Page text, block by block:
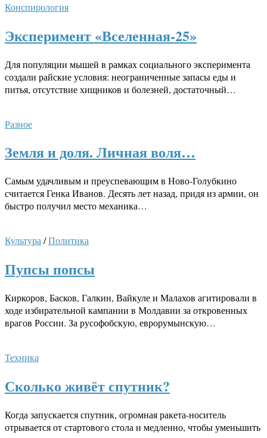
Конспирология
Эксперимент «Вселенная-25»
Для популяции мышей в рамках социального эксперимента
создали райские условия: неограниченные запасы еды и
питья, отсутствие хищников и болезней, достаточный…
Разное
Земля и доля. Личная воля…
Самым удачливым и преуспевающим в Ново-Голубкино
считается Генка Иванов. Десять лет назад, придя из армии, он
быстро получил место механика…
Культура/Политика
Пупсы попсы
Киркоров, Басков, Галкин, Вайкуле и Малахов агитировали в
ходе избирательной кампании в Молдавии за откровенных
врагов России. За русофобскую, еврорумынскую…
Техника
Сколько живёт спутник?
Когда запускается спутник, огромная ракета-носитель
отрывается от стартового стола и медленно, чтобы уменьшить